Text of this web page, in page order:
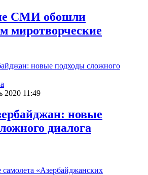
СМИ обошли
миротворческие
2020 11:49
новые
диалога